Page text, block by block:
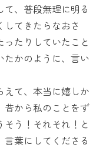
、普段無理に明る
てきたらなおさ
たりしていたこと
たかのように、言い
て、本当に嬉しか
昔から私のことをず
う！それそれ！と
葉にしてくださる